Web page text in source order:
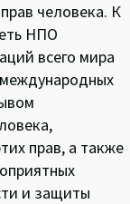
человека. К
НПО
всего мира
прав, а также
и защиты